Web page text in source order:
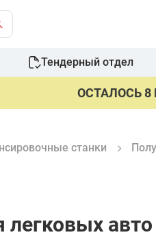
Тендерный отдел
ОСТАЛОСЬ 8
станки